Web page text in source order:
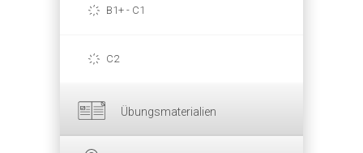
B1+ - C1
C2
Übungsmaterialien